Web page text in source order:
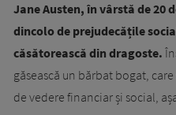
Jane Austen, în vârstă de 20
dincolo de prejudecățile
căsătorească din dragoste.
găsească un bărbat bogat,
de vedere financiar și social,